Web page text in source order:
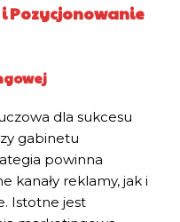
Pozycjonowanie
dla sukcesu
gabinetu
powinna
kanały reklamy, jak i
Istotne jest